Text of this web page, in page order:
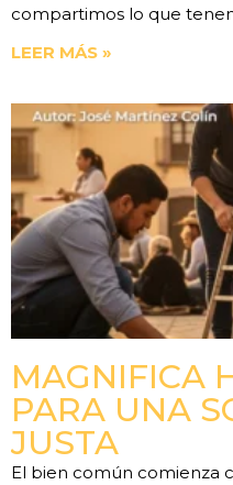
compartimos lo que
LEER MÁS »
MAGNIFICA
PARA UNA
JUSTA
El bien común comienza